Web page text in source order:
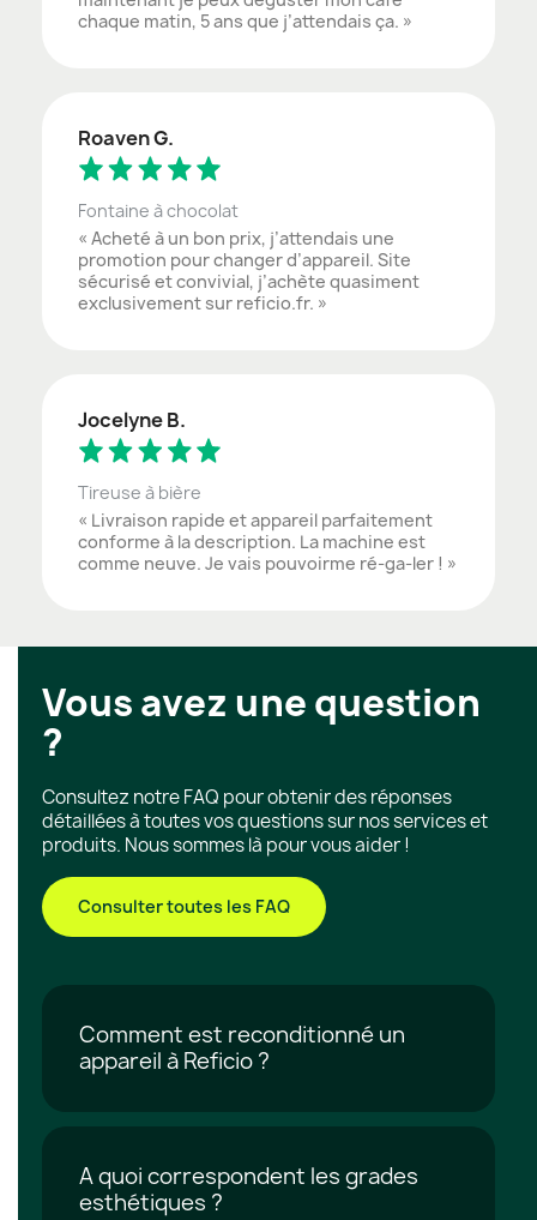
chaque matin, 5 ans que j’attendais ça. »
Roaven G.
Fontaine à chocolat
« Acheté à un bon prix, j’attendais une
promotion pour changer d’appareil. Site
sécurisé et convivial, j’achète quasiment
exclusivement sur reficio.fr. »
Jocelyne B.
Tireuse à bière
« Livraison rapide et appareil parfaitement
conforme à la description. La machine est
comme neuve. Je vais pouvoirme ré-ga-ler ! »
Vous avez une question
?
Consultez notre FAQ pour obtenir des réponses
détaillées à toutes vos questions sur nos services et
produits. Nous sommes là pour vous aider !
Consulter toutes les FAQ
Comment est reconditionné un
appareil à Reficio ?
A quoi correspondent les grades
esthétiques ?